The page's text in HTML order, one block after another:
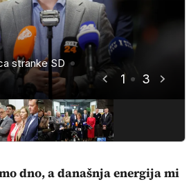
1 3
stranke SD
stranke SD
stranke SD
dno, a današnja energija mi